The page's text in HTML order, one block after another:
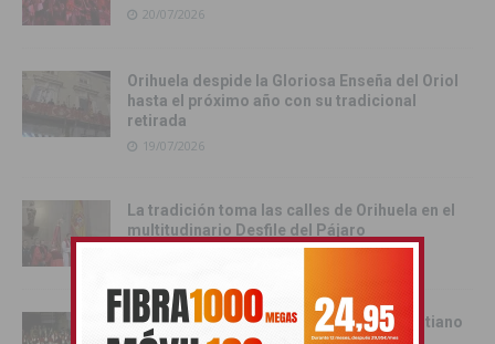
20/07/2026
Orihuela despide la Gloriosa Enseña del Oriol
hasta el próximo año con su tradicional
retirada
19/07/2026
La tradición toma las calles de Orihuela en el
multitudinario Desfile del Pájaro
Cox se rinde al esplendor del Bando Cristiano